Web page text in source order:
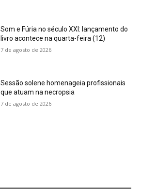
Som e Fúria no século XXI: lançamento do
livro acontece na quarta-feira (12)
7 de agosto de 2026
Sessão solene homenageia profissionais
que atuam na necropsia
7 de agosto de 2026